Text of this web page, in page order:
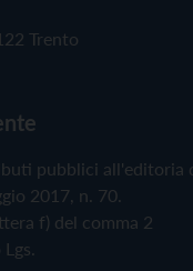
Trento
pubblici all'editoria
2017, n. 70.
f) del comma 2